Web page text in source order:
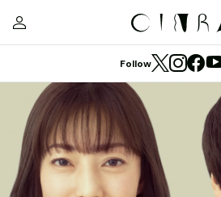
Follow